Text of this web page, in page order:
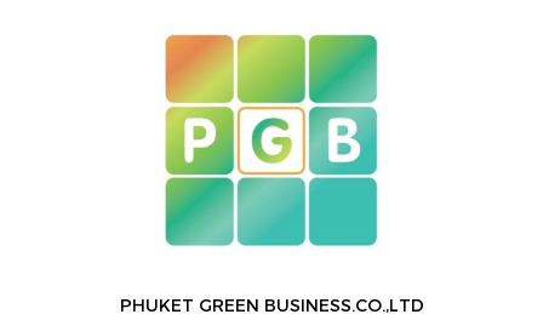
PHUKET GREEN BUSINESS.CO.,LTD